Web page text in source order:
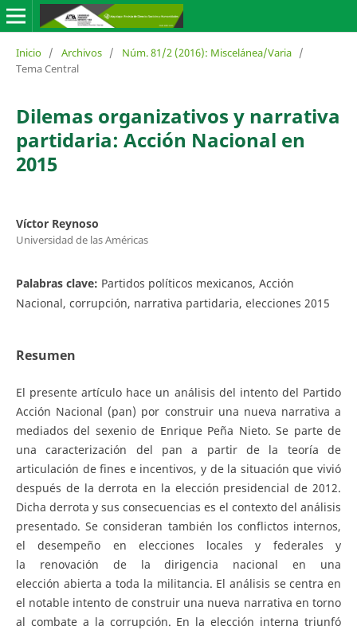
Inicio / Archivos / Núm. 81/2 (2016): Miscelánea/Varia /
Tema Central
Dilemas organizativos y narrativa
partidaria: Acción Nacional en
2015
Víctor Reynoso
Universidad de las Américas
Palabras clave: Partidos políticos mexicanos, Acción
Nacional, corrupción, narrativa partidaria, elecciones 2015
Resumen
El presente artículo hace un análisis del intento del Partido
Acción Nacional (pan) por construir una nueva narrativa a
mediados del sexenio de Enrique Peña Nieto. Se parte de
una caracterización del pan a partir de la teoría de
articulación de fines e incentivos, y de la situación que vivió
después de la derrota en la elección presidencial de 2012.
Dicha derrota y sus consecuencias es el contexto del análisis
presentado. Se consideran también los conflictos internos,
el desempeño en elecciones locales y federales y
la renovación de la dirigencia nacional en una
elección abierta a toda la militancia. El análisis se centra en
el notable intento de construir una nueva narrativa en torno
al combate a la corrupción. En la elección interna triunfó